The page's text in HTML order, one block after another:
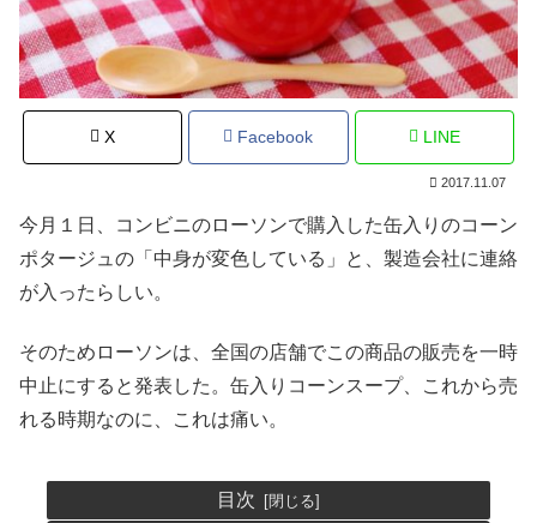
X Facebook LINE
2017.11.07
今月１日、コンビニのローソンで購入した缶入りのコーン
ポタージュの「中身が変色している」と、製造会社に連絡
が入ったらしい。
そのためローソンは、全国の店舗でこの商品の販売を一時
中止にすると発表した。缶入りコーンスープ、これから売
れる時期なのに、これは痛い。
目次